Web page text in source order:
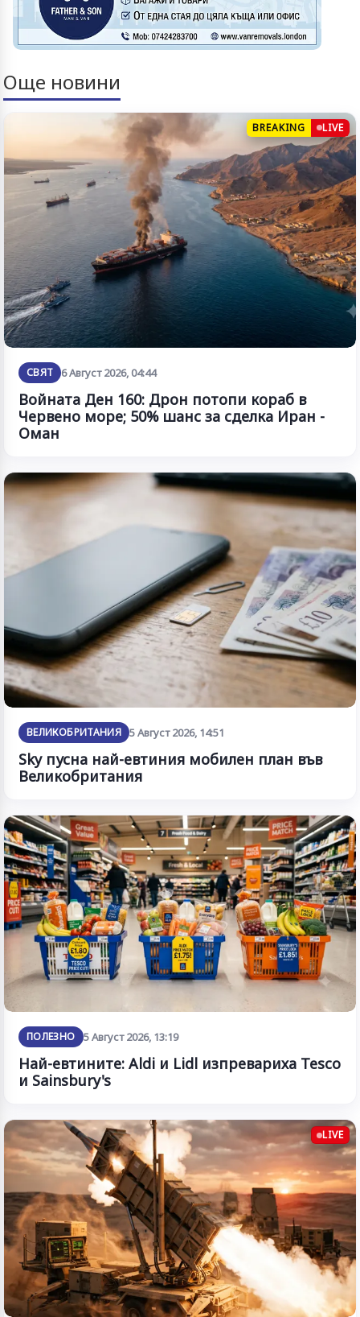
Още новини
BREAKING LIVE
СВЯТ 6 Август 2026, 04:44
Войната Ден 160: Дрон потопи кораб в
Червено море; 50% шанс за сделка Иран -
Оман
ВЕЛИКОБРИТАНИЯ 5 Август 2026, 14:51
Sky пусна най-евтиния мобилен план във
Великобритания
ПОЛЕЗНО 5 Август 2026, 13:19
Най-евтините: Aldi и Lidl изпревариха Tesco
и Sainsbury's
LIVE